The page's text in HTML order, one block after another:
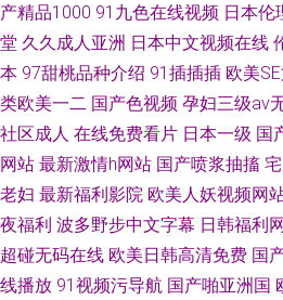
产精品1000 91九色在线视频 日本伦
堂 久久成人亚洲 日本中文视频在线
本 97甜桃品种介绍 91插插插 欧美
类欧美一二 国产色视频 孕妇三级av
社区成人 在线免费看片 日本一级 国
网站 最新激情h网站 国产喷浆抽搐
老妇 最新福利影院 欧美人妖视频网
夜福利 波多野步中文字幕 日韩福利
超碰无码在线 欧美日韩高清免费 国
线播放 91视频污导航 国产啪亚洲国